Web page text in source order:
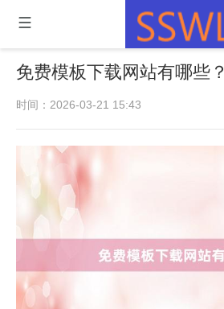
免费模板下载网站有哪些？
时间：2026-03-21 15:43